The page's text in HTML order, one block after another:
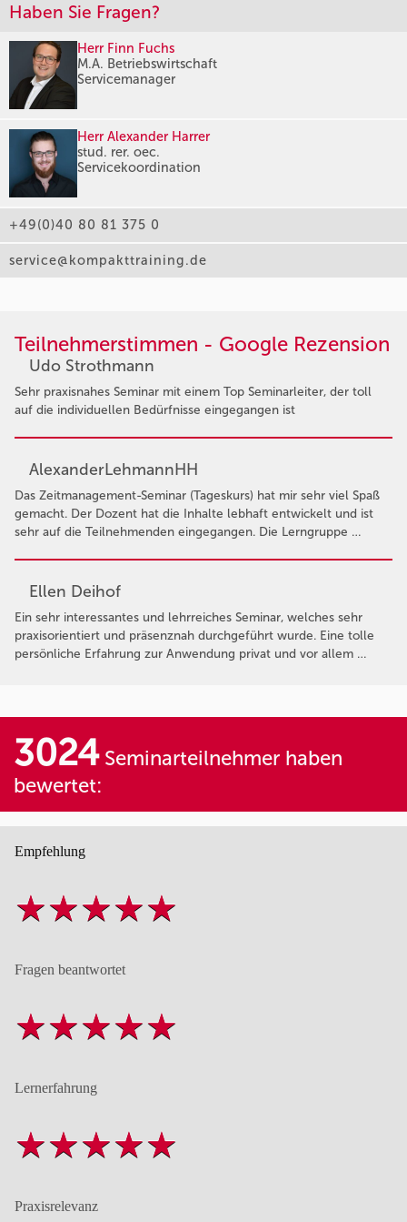
Haben Sie Fragen?
Herr Finn Fuchs
M.A. Betriebswirtschaft
Servicemanager
Herr Alexander Harrer
stud. rer. oec.
Servicekoordination
+49(0)40 80 81 375 0
service@kompakttraining.de
Teilnehmerstimmen - Google Rezension
Udo Strothmann
Sehr praxisnahes Seminar mit einem Top Seminarleiter, der toll
auf die individuellen Bedürfnisse eingegangen ist
AlexanderLehmannHH
Das Zeitmanagement-Seminar (Tageskurs) hat mir sehr viel Spaß
gemacht. Der Dozent hat die Inhalte lebhaft entwickelt und ist
sehr auf die Teilnehmenden eingegangen. Die Lerngruppe …
Ellen Deihof
Ein sehr interessantes und lehrreiches Seminar, welches sehr
praxisorientiert und präsenznah durchgeführt wurde. Eine tolle
persönliche Erfahrung zur Anwendung privat und vor allem …
3024Seminarteilnehmer haben
bewertet:
Empfehlung
Fragen beantwortet
Lernerfahrung
Praxisrelevanz